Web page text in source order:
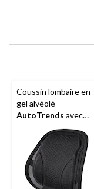
Coussin lombaire en
gel alvéolé
AutoTrends avec
sangles réglables